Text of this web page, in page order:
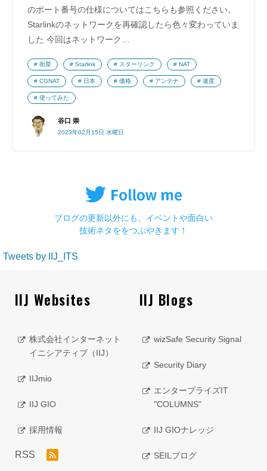
のポート番号の仕様についてはこちらも参照ください。
Starlinkのネットワークを再確認したら色々変わっていま
した 今回はネットワーク…
谷口 崇
2023年02月15日 水曜日
衛星 Starlink スターリンク NAT
CGNAT 日本 価格 アンテナ 速度
使ってみた
ブログの更新以外にも、イベントや面白い
技術ネタををつぶやきます！
Tweets by IIJ_ITS
IIJ Websites
株式会社インターネット
イニシアティブ（IIJ）
IIJmio
IIJ GIO
採用情報
RSS
IIJ Blogs
wizSafe Security Signal
Security Diary
エンタープライズIT
"COLUMNS"
IIJ GIOナレッジ
SEILブログ